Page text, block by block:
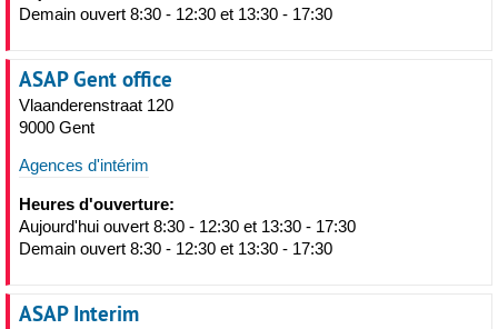
Demain ouvert 8:30 - 12:30 et 13:30 - 17:30
ASAP Gent office
Vlaanderenstraat 120
9000 Gent
Agences d'intérim
Heures d'ouverture:
Aujourd'hui ouvert 8:30 - 12:30 et 13:30 - 17:30
Demain ouvert 8:30 - 12:30 et 13:30 - 17:30
ASAP Interim